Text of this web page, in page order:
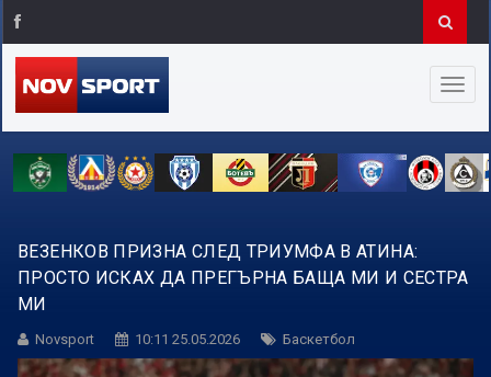
ВЕЗЕНКОВ ПРИЗНА СЛЕД ТРИУМФА В АТИНА:
ПРОСТО ИСКАХ ДА ПРЕГЪРНА БАЩА МИ И СЕСТРА
МИ
Novsport 10:11 25.05.2026 Баскетбол